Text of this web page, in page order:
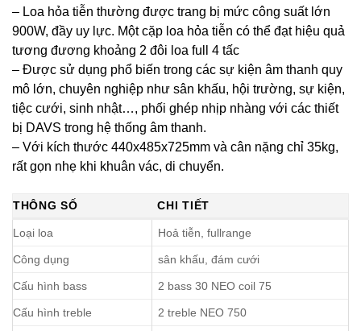
– Loa hỏa tiễn thường được trang bị mức công suất lớn
900W, đầy uy lực. Một cặp loa hỏa tiễn có thể đạt hiệu quả
tương đương khoảng 2 đôi loa full 4 tấc
– Được sử dụng phổ biến trong các sự kiện âm thanh quy
mô lớn, chuyên nghiệp như sân khấu, hội trường, sự kiện,
tiệc cưới, sinh nhật…, phối ghép nhịp nhàng với các thiết
bị DAVS trong hệ thống âm thanh.
– Với kích thước 440x485x725mm và cân nặng chỉ 35kg,
rất gọn nhẹ khi khuân vác, di chuyển.
THÔNG SỐ CHI TIẾT
Loại loa Hoả tiễn, fullrange
Công dụng sân khấu, đám cưới
Cấu hình bass 2 bass 30 NEO coil 75
Cấu hình treble 2 treble NEO 750